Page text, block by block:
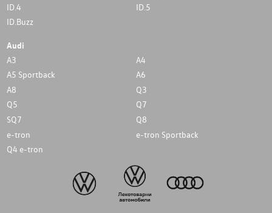
ID.4
ID.5
ID.Buzz
Audi
A3
A4
A5 Sportback
A6
A8
Q3
Q5
Q7
SQ7
Q8
e-tron
e-tron Sportback
Q4 e-tron